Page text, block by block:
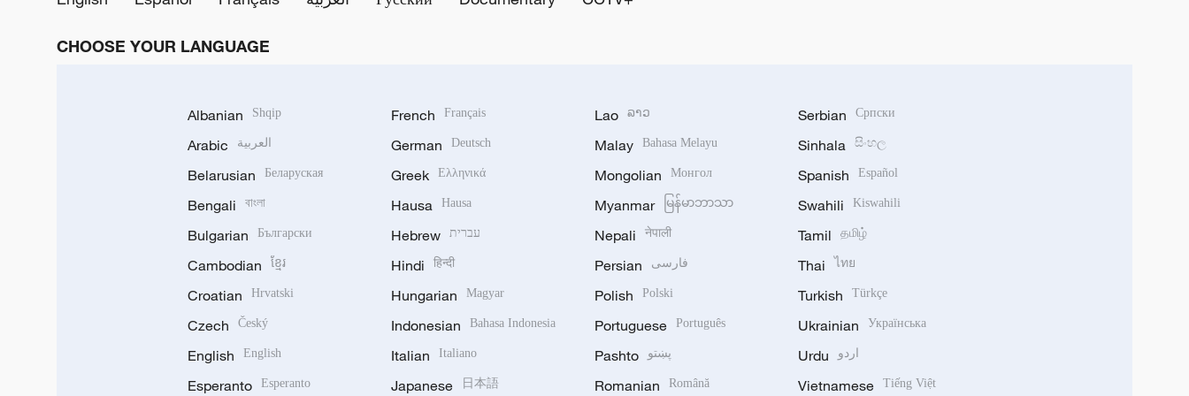
CHOOSE YOUR LANGUAGE
Albanian Shqip
Arabic العربية
Belarusian Беларуская
Bengali বাংলা
Bulgarian Български
Cambodian ខ្មែរ
Croatian Hrvatski
Czech Český
English English
Esperanto Esperanto
French Français
German Deutsch
Greek Ελληνικά
Hausa Hausa
Hebrew עברית
Hindi हिन्दी
Hungarian Magyar
Indonesian Bahasa Indonesia
Italian Italiano
Japanese 日本語
Lao ລາວ
Malay Bahasa Melayu
Mongolian Монгол
Myanmar မြန်မာဘာသာ
Nepali नेपाली
Persian فارسی
Polish Polski
Portuguese Português
Pashto پښتو
Romanian Română
Serbian Српски
Sinhala සිංහල
Spanish Español
Swahili Kiswahili
Tamil தமிழ்
Thai ไทย
Turkish Türkçe
Ukrainian Українська
Urdu اردو
Vietnamese Tiếng Việt